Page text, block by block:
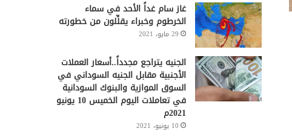
غاز سام غداً الأحد في سماء
الخرطوم وخبراء يقلِّلون من خطورته
29 مايو، 2021
الجنيه يتراجع مجدداً..أسعار العملات
الأجنبية مقابل الجنيه السوداني في
السوق الموازية والبنوك السودانية
في تعاملات اليوم الخميس 10 يونيو
2021م
10 يونيو، 2021